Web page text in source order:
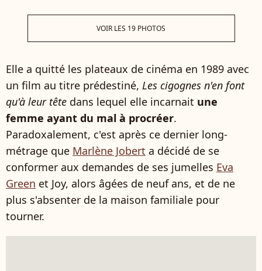
VOIR LES 19 PHOTOS
Elle a quitté les plateaux de cinéma en 1989 avec
un film au titre prédestiné, Les cigognes n'en font
qu'à leur tête dans lequel elle incarnait une
femme ayant du mal à procréer.
Paradoxalement, c'est après ce dernier long-
métrage que Marlène Jobert a décidé de se
conformer aux demandes de ses jumelles Eva
Green et Joy, alors âgées de neuf ans, et de ne
plus s'absenter de la maison familiale pour
tourner.